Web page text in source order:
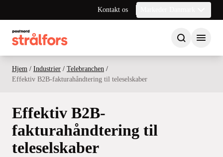
Kontakt os
Hjem / Industrier / Telebranchen /
Effektiv B2B-fakturahåndtering til teleselskaber
Effektiv B2B-
fakturahåndtering til
teleselskaber